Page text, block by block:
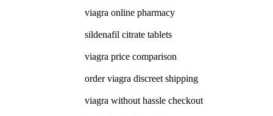
viagra online pharmacy
sildenafil citrate tablets
viagra price comparison
order viagra discreet shipping
viagra without hassle checkout